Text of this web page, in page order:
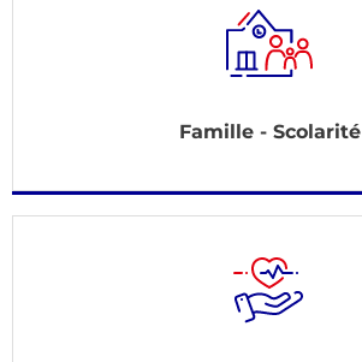
Famille - Scolarité